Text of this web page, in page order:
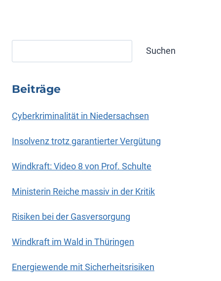
Suchen
Beiträge
Cyberkriminalität in Niedersachsen
Insolvenz trotz garantierter Vergütung
Windkraft: Video 8 von Prof. Schulte
Ministerin Reiche massiv in der Kritik
Risiken bei der Gasversorgung
Windkraft im Wald in Thüringen
Energiewende mit Sicherheitsrisiken